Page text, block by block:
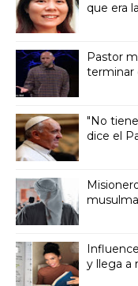
que era
Pastor
terminar
"No
dice el
y llega a